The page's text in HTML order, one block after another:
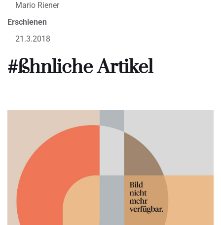
Mario Riener
Erschienen
21.3.2018
#ßhnliche Artikel